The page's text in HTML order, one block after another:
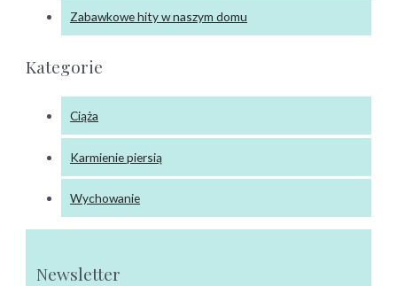
Zabawkowe hity w naszym domu
Kategorie
Ciąża
Karmienie piersią
Wychowanie
Newsletter